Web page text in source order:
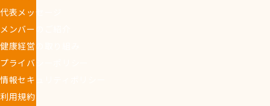
代表メッセージ
メンバーのご紹介
健康経営の取り組み
プライバシーポリシー
情報セキュリティポリシー
利用規約